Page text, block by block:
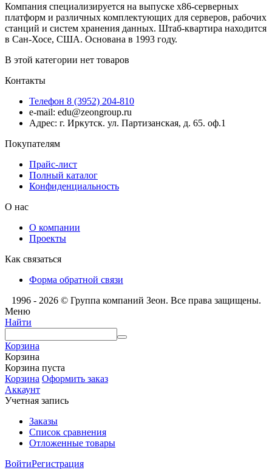
Компания специализируется на выпуске x86-серверных
платформ и различных комплектующих для серверов, рабочих
станций и систем хранения данных. Штаб-квартира находится
в Сан-Хосе, США. Основана в 1993 году.
В этой категории нет товаров
Контакты
Телефон 8 (3952) 204-810
e-mail: edu@zeongroup.ru
Адрес: г. Иркутск. ул. Партизанская, д. 65. оф.1
Покупателям
Прайс-лист
Полный каталог
Конфиденциальность
О нас
О компании
Проекты
Как связаться
Форма обратной связи
1996 - 2026 © Группа компаний Зеон. Все права защищены.
Меню
Найти
Корзина
Корзина
Корзина пуста
Корзина Оформить заказ
Аккаунт
Учетная запись
Заказы
Список сравнения
Отложенные товары
ВойтиРегистрация